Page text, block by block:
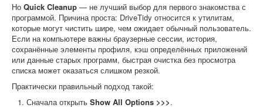
Но Quick Cleanup — не лучший выбор для первого знакомства с
программой. Причина проста: DriveTidy относится к утилитам,
которые могут чистить шире, чем ожидает обычный пользователь.
Если на компьютере важны браузерные сессии, история,
сохранённые элементы профиля, кэш определённых приложений
или данные старых программ, быстрая очистка без просмотра
списка может оказаться слишком резкой.
Практически правильный подход такой:
Сначала открыть Show All Options >>>.